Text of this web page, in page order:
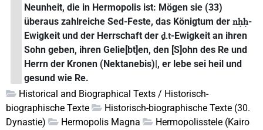
Neunheit, die in Hermopolis ist: Mögen sie (33)
überaus zahlreiche Sed-Feste, das Königtum dernḥḥ-
Ewigkeit und der Herrschaft derḏ.t-Ewigkeit an ihren
Sohn geben, ihren Gelie[bt]en, den [S]ohn des Re und
Herrn der Kronen (Nektanebis)|, er lebe sei heil und
gesund wie Re.
Historical and Biographical Texts / Historisch-
biographische Texte
Historisch-biographische Texte (30.
Dynastie)
Hermopolis Magna
Hermopolisstele (Kairo